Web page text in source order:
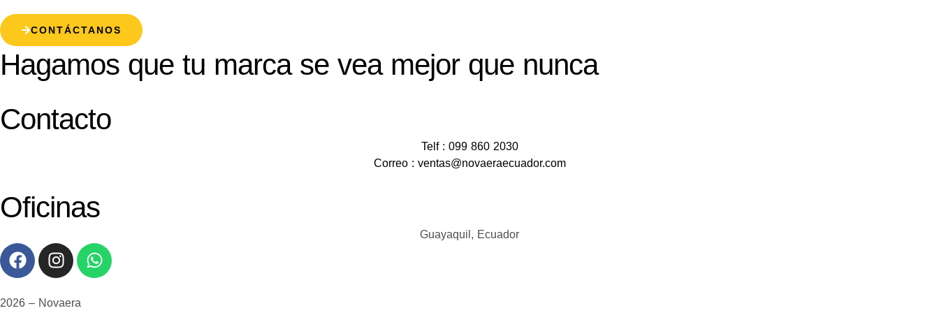
CONTÁCTANOS
Hagamos que tu marca se vea mejor que nunca
Contacto
Telf : 099 860 2030
Correo : ventas@novaeraecuador.com
Oficinas
Guayaquil, Ecuador
2026 – Novaera